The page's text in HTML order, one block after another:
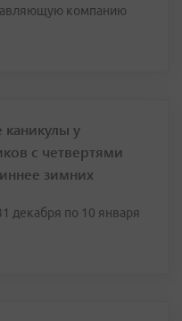
компанию
каникулы у
с четвертями
зимних
декабря по 10 января